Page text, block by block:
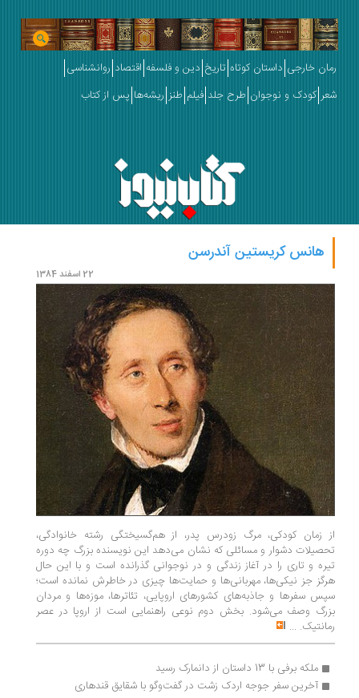
رمان خارجی داستان کوتاه تاریخ دین و فلسفه اقتصاد روانشناسی
شعر کودک و نوجوان طرح جلد فیلم طنز ریشه‌ها پس از کتاب
هانس کریستین آندرسن
22 اسفند 1384
از زمان کودکی، مرگ زودرس پدر، از هم‌­گسیختگی رشته خانوادگی،
تحصیلات دشوار و مسائلی که نشان می­‌دهد این نویسنده بزرگ چه دوره
تیره و تاری را در آغاز زندگی و در نوجوانی گذرانده است و با این حال
هرگز جز نیکی‌ها، مهربانی‌ها و حمایت‌ها چیزی در خاطرش نمانده است؛
سپس سفرها و جاذبه­‌های کشورهای اروپایی، تئاترها، موزه‌­ها و مردان
بزرگ وصف می­‌شود. بخش دوم نوعی راهنمایی است از اروپا در عصر
رمانتیک. ...
ملکه برفی با 13 داستان از دانمارک رسید
آخرین سفر جوجه اردک زشت در گفت‌وگو با شقایق قندهاری